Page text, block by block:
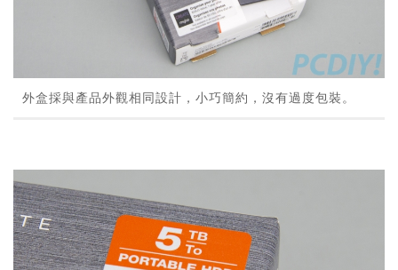
外盒採與產品外觀相同設計，小巧簡約，沒有過度包裝。